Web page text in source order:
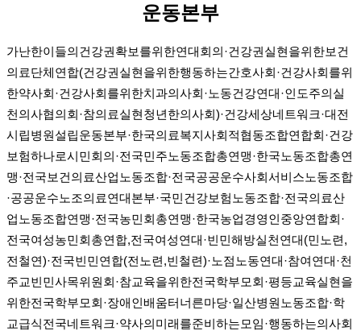
운동본부
가난한이들의건강권확보를위한연대회의·건강권실현을위한보건
의료단체연합(건강권실현을위한행동하는간호사회·건강사회를위
한약사회·건강사회를위한치과의사회·노동건강연대·인도주의실
천의사협의회·참의료실현청년한의사회)·건강세상네트워크·대전
시립병원설립운동본부·한국의료복지사회적협동조합연합회·건강
보험하나로시민회의·전국민주노동조합총연맹·한국노동조합총연
맹·전국보건의료산업노동조합·전국공공운수사회서비스노동조합
·공공운수노조의료연대본부·국민건강보험노동조합·전국의료산
업노동조합연맹·전국농민회총연맹·한국농업경영인중앙연합회·
전국여성농민회총연합,전국여성연대·빈민해방실천연대(민노련,
전철연)·전국빈민연합(전노련,빈철련)·노점노동연대·참여연대·천
주교빈민사목위원회·참교육을위한전국학부모회·평등교육실현을
위한전국학부모회·장애인배움터너른마당·일산병원노동조합·학
교급식전국네트워크·약사의미래를준비하는모임·행동하는의사회